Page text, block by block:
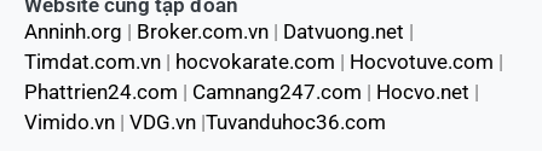
Website cùng tập đoàn
Anninh.org | Broker.com.vn | Datvuong.net |
Timdat.com.vn | hocvokarate.com | Hocvotuve.com |
Phattrien24.com | Camnang247.com | Hocvo.net |
Vimido.vn | VDG.vn |Tuvanduhoc36.com